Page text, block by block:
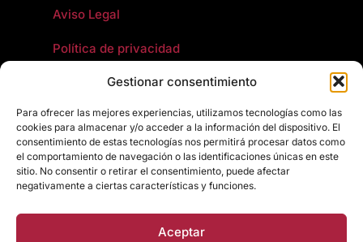
Gestionar consentimiento
Para ofrecer las mejores experiencias, utilizamos tecnologías como las
cookies para almacenar y/o acceder a la información del dispositivo. El
consentimiento de estas tecnologías nos permitirá procesar datos como
el comportamiento de navegación o las identificaciones únicas en este
sitio. No consentir o retirar el consentimiento, puede afectar
negativamente a ciertas características y funciones.
Aceptar
Aviso Legal
Política de privacidad
Política de cookies
Artículos jurídicos y fiscales
Política de calidad
Comunicación de requisitos